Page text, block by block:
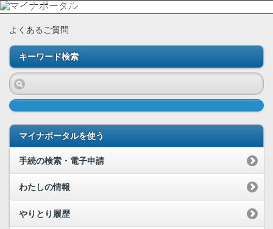
よくあるご質問
キーワード検索
マイナポータルを使う
手続の検索・電子申請
わたしの情報
やりとり履歴